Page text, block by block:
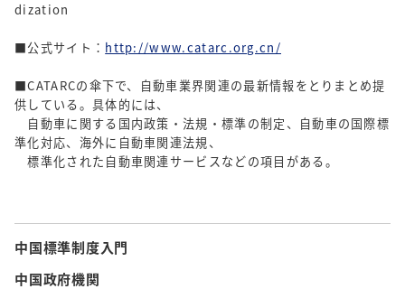
dization
■公式サイト： http://www.catarc.org.cn/
■CATARCの傘下で、自動車業界関連の最新情報をとりまとめ提
供している。具体的には、
自動車に関する国内政策・法規・標準の制定、自動車の国際標
準化対応、海外に自動車関連法規、
標準化された自動車関連サービスなどの項目がある。
中国標準制度入門
中国政府機関